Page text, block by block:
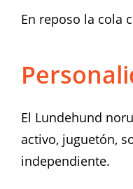
En reposo la cola
El Lundehund
activo, juguetón,
independiente.